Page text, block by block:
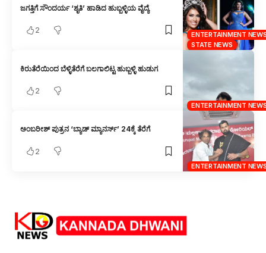
ENTERTAINMENT
STATE NEWS
ಜಗತ್ತಿಗೆ ಸೌಂದರ್ಯ ‘ಶೃತಿ’ ಹಾಡಿದ ಹುಬ್ಬಳ್ಳಿಯ ವೈದ್ಯೆ
2
ENTERTAINMENT
ಕಿರುತೆರೆಯಿಂದ ಬೆಳ್ಳಿತೆರೆಗೆ ಬಲಗಾಲಿಟ್ಟ ಹುಬ್ಬಳ್ಳಿ ಹುಡುಗ
2
ENTERTAINMENT
ಅಂಬರೀಶ್ ಪುತ್ರನ ‘ಬ್ಯಾಡ್ ಮ್ಯಾನರ್ಸ್’ 24ಕ್ಕೆ ತೆರೆಗೆ
2